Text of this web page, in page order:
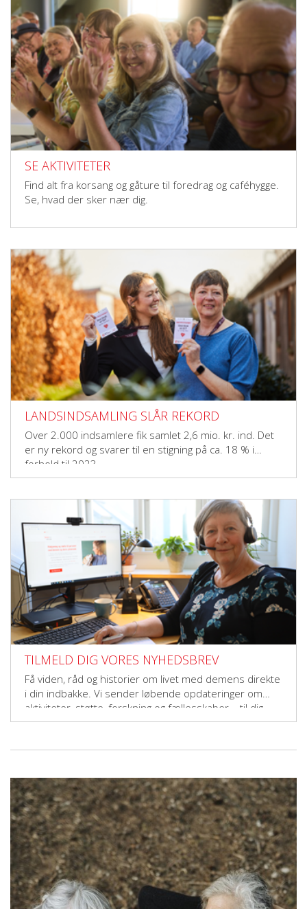
SE AKTIVITETER
Find alt fra korsang og gåture til foredrag og caféhygge.
Se, hvad der sker nær dig.
LANDSINDSAMLING SLÅR REKORD
Over 2.000 indsamlere fik samlet 2,6 mio. kr. ind. Det
er ny rekord og svarer til en stigning på ca. 18 % i
forhold til 2023.
TILMELD DIG VORES NYHEDSBREV
Få viden, råd og historier om livet med demens direkte
i din indbakke. Vi sender løbende opdateringer om
aktiviteter, støtte, forskning og fællesskaber – til dig,
der vil gøre en forskel.